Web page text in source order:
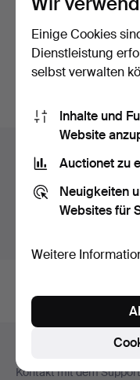
Beendet 6. Mai 2026
20 Gebote
464 USD
Sie suchen in
Auktionen.
Fußzeilen-
Navigation
Kontakt mit dem
Einige Cookies
Dienstleistung
selbst verwalten
Inhalte und
Website
Auctionet zu
Neuigkeiten
Websites für
Weitere